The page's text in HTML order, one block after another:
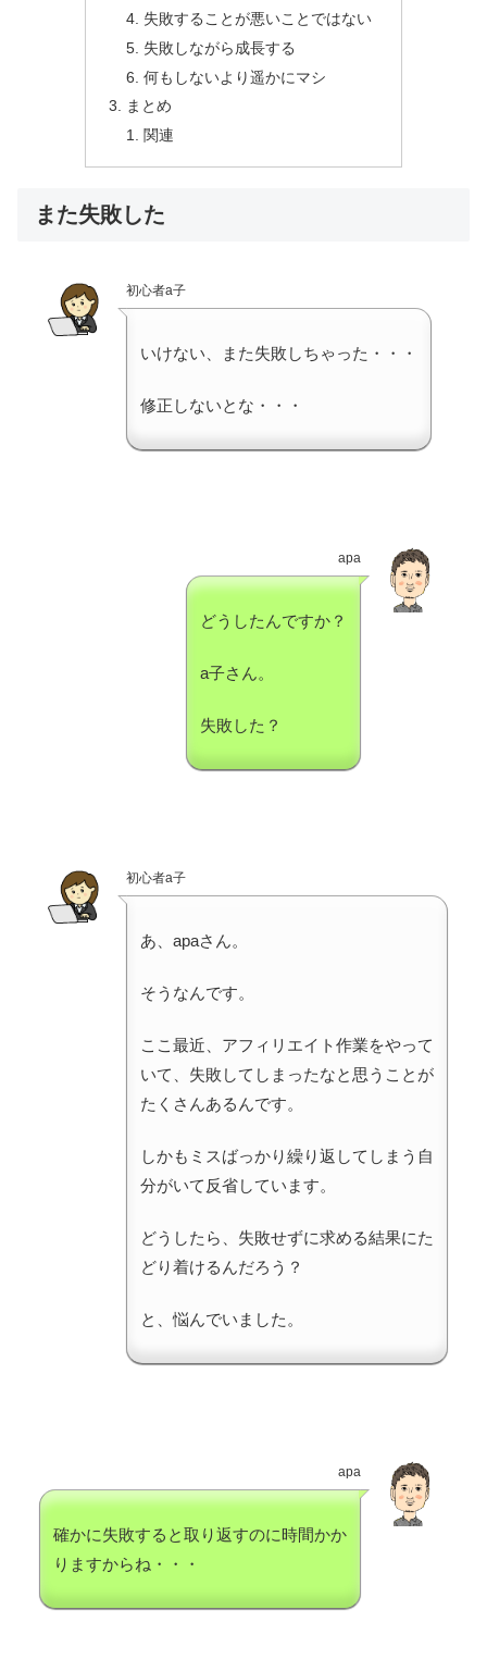
失敗することが悪いことではない
失敗しながら成長する
何もしないより遥かにマシ
まとめ
関連
また失敗した
初心者a子
いけない、また失敗しちゃった・・・
修正しないとな・・・
apa
どうしたんですか？
a子さん。
失敗した？
初心者a子
あ、apaさん。
そうなんです。
ここ最近、アフィリエイト作業をやって
いて、失敗してしまったなと思うことが
たくさんあるんです。
しかもミスばっかり繰り返してしまう自
分がいて反省しています。
どうしたら、失敗せずに求める結果にた
どり着けるんだろう？
と、悩んでいました。
apa
確かに失敗すると取り返すのに時間かか
りますからね・・・